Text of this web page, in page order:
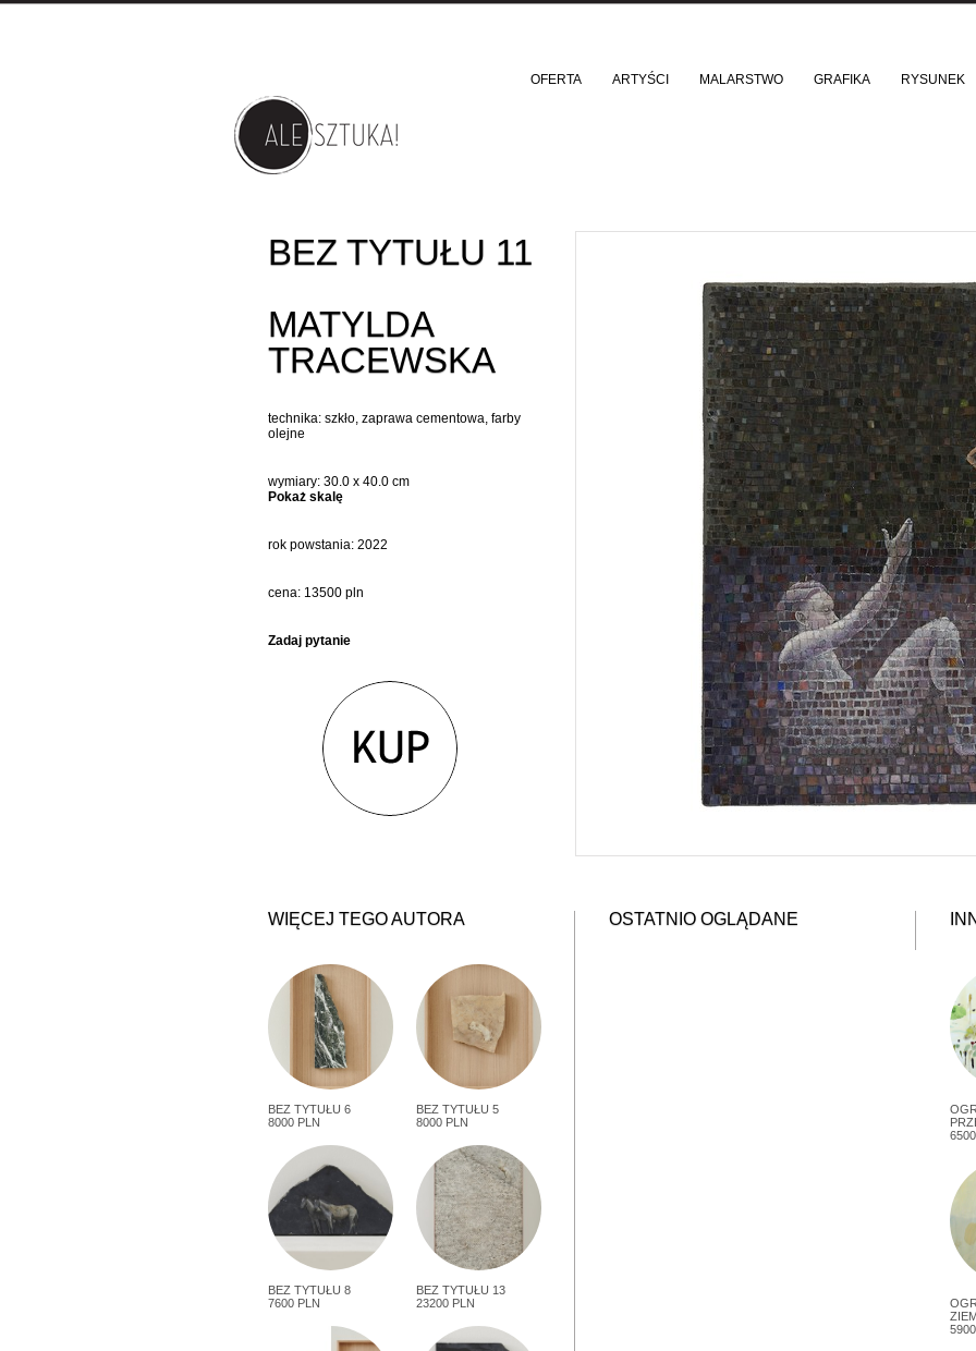
OFERTA ARTYŚCI MALARSTWO GRAFIKA RYSUNEK
BEZ TYTUŁU 11
MATYLDA
TRACEWSKA
technika: szkło, zaprawa cementowa, farby
olejne
wymiary: 30.0 x 40.0 cm
Pokaż skalę
rok powstania: 2022
cena: 13500 pln
Zadaj pytanie
WIĘCEJ TEGO AUTORA
BEZ TYTUŁU 6
8000 PLN
BEZ TYTUŁU 5
8000 PLN
BEZ TYTUŁU 8
7600 PLN
BEZ TYTUŁU 13
23200 PLN
OSTATNIO OGLĄDANE